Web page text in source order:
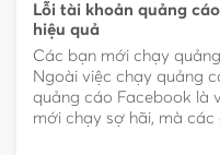
Lỗi tài khoản quảng
hiệu quả
Các bạn mới chạy
Ngoài việc chạy quảng
quảng cáo Facebook là
mới chạy sợ hãi, mà các